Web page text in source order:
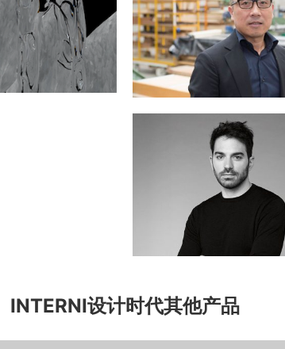
INTERNI设计时代其他产品